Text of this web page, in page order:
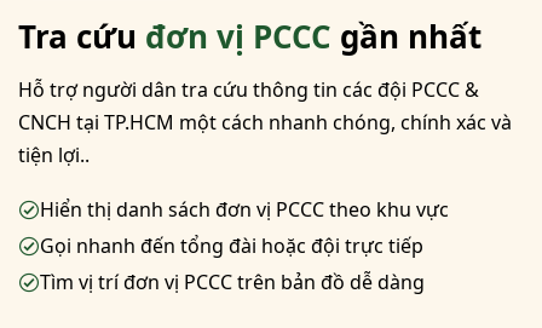
Tra cứu đơn vị PCCC gần nhất
Hỗ trợ người dân tra cứu thông tin các đội PCCC &
CNCH tại TP.HCM một cách nhanh chóng, chính xác và
tiện lợi..
Hiển thị danh sách đơn vị PCCC theo khu vực
Gọi nhanh đến tổng đài hoặc đội trực tiếp
Tìm vị trí đơn vị PCCC trên bản đồ dễ dàng